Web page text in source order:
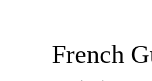
French